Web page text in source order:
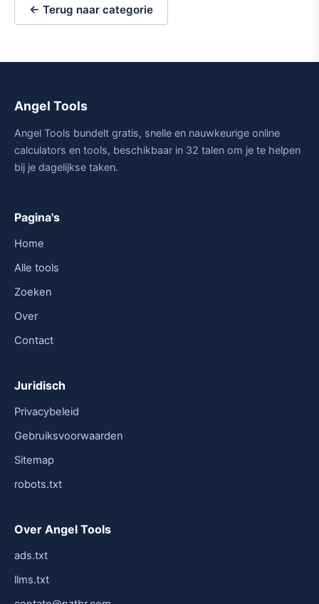
← Terug naar categorie
Angel Tools
Angel Tools bundelt gratis, snelle en nauwkeurige online
calculators en tools, beschikbaar in 32 talen om je te helpen
bij je dagelijkse taken.
Pagina's
Home
Alle tools
Zoeken
Over
Contact
Juridisch
Privacybeleid
Gebruiksvoorwaarden
Sitemap
robots.txt
Over Angel Tools
ads.txt
llms.txt